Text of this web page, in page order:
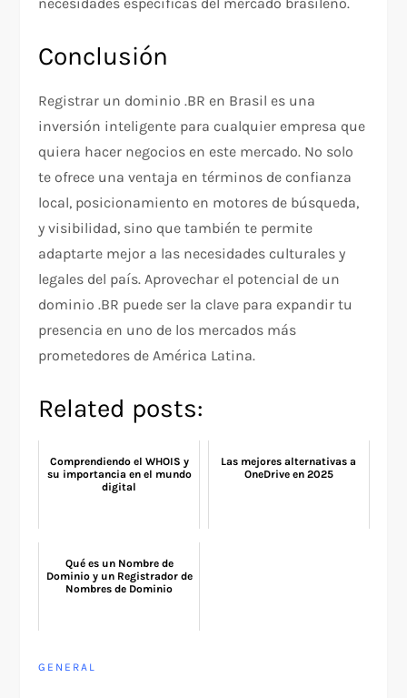
necesidades específicas del mercado brasileño.
Conclusión
Registrar un dominio .BR en Brasil es una
inversión inteligente para cualquier empresa que
quiera hacer negocios en este mercado. No solo
te ofrece una ventaja en términos de confianza
local, posicionamiento en motores de búsqueda,
y visibilidad, sino que también te permite
adaptarte mejor a las necesidades culturales y
legales del país. Aprovechar el potencial de un
dominio .BR puede ser la clave para expandir tu
presencia en uno de los mercados más
prometedores de América Latina.
Related posts:
Comprendiendo el WHOIS y
su importancia en el mundo
digital
Las mejores alternativas a
OneDrive en 2025
Qué es un Nombre de
Dominio y un Registrador de
Nombres de Dominio
GENERAL